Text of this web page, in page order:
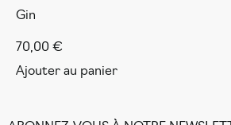
Gin
70,00 €
Ajouter au panier